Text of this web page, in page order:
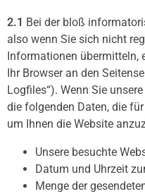
2.1 Bei der bloß
also wenn Sie sich nicht
Informationen übermitteln,
Ihr Browser an den
Logfiles“). Wenn Sie
die folgenden Daten, die
um Ihnen die Website
Unsere besuchte
Datum und Uhrzeit
Menge der